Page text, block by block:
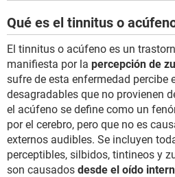
Qué es el tinnitus o
El tinnitus o acúfeno es un
manifiesta por la percepción de
sufre de esta enfermedad percibe
desagradables que no provienen
el acúfeno se define como un
por el cerebro, pero que no es
externos audibles. Se incluyen
perceptibles, silbidos, tintineos y
son causados ​​ desde el oído